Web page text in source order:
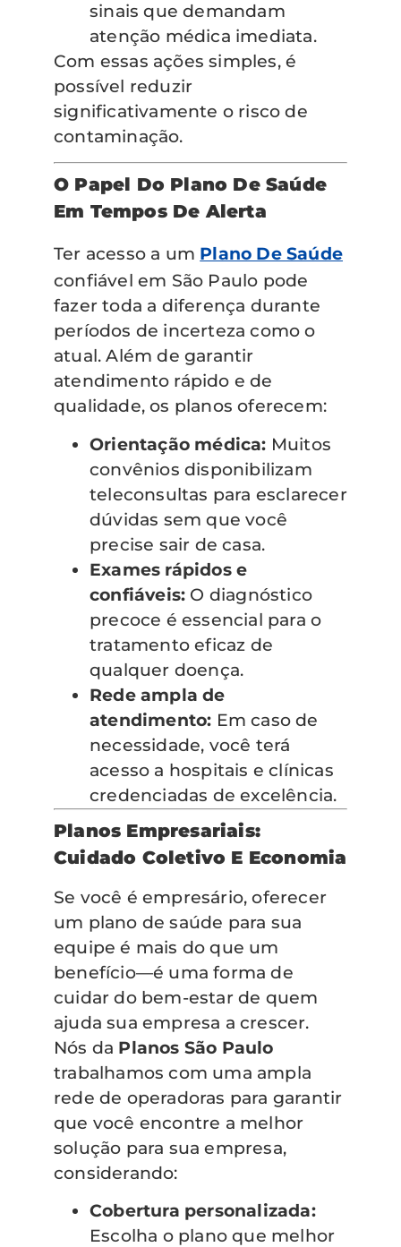
sinais que demandam
atenção médica imediata.
Com essas ações simples, é
possível reduzir
significativamente o risco de
contaminação.
O Papel Do Plano De Saúde
Em Tempos De Alerta
Ter acesso a um Plano De Saúde
confiável em São Paulo pode
fazer toda a diferença durante
períodos de incerteza como o
atual. Além de garantir
atendimento rápido e de
qualidade, os planos oferecem:
Orientação médica: Muitos
convênios disponibilizam
teleconsultas para esclarecer
dúvidas sem que você
precise sair de casa.
Exames rápidos e
confiáveis: O diagnóstico
precoce é essencial para o
tratamento eficaz de
qualquer doença.
Rede ampla de
atendimento: Em caso de
necessidade, você terá
acesso a hospitais e clínicas
credenciadas de excelência.
Planos Empresariais:
Cuidado Coletivo E Economia
Se você é empresário, oferecer
um plano de saúde para sua
equipe é mais do que um
benefício—é uma forma de
cuidar do bem-estar de quem
ajuda sua empresa a crescer.
Nós da Planos São Paulo
trabalhamos com uma ampla
rede de operadoras para garantir
que você encontre a melhor
solução para sua empresa,
considerando:
Cobertura personalizada:
Escolha o plano que melhor